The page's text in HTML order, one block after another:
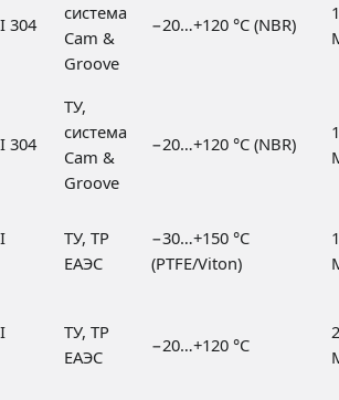
304
система
Cam &
Groove
−20…+120 °C (NBR)
304
ТУ,
система
Cam &
Groove
−20…+120 °C (NBR)
ТУ, ТР
ЕАЭС
−30…+150 °C
(PTFE/Viton)
ТУ, ТР
ЕАЭС
−20…+120 °C